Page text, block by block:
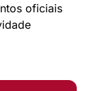
oficiais